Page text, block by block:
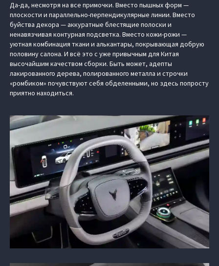
Да-да, несмотря на все примочки. Вместо пышных форм —
плоскости и параллельно-перпендикулярные линии. Вместо
буйства декора — аккуратные блестящие полоски и
ненавязчивая контурная подсветка. Вместо кожи-рожи —
уютная комбинация ткани и алькантары, покрывающая добрую
половину салона. И всё это с уже привычным для Китая
высочайшим качеством сборки. Быть может, адепты
лакированного дерева, полированного металла и строчки
«ромбиком» почувствуют себя обделенными, но здесь попросту
приятно находиться.